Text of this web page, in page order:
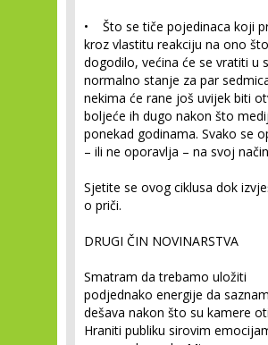
• Što se tiče pojedinaca koji
kroz vlastitu reakciju na ono
dogodilo, većina će se vratiti u
normalno stanje za par
nekima će rane još uvijek biti
boljeće ih dugo nakon što
ponekad godinama. Svako se
– ili ne oporavlja – na svoj
Sjetite se ovog ciklusa dok
o priči.
DRUGI ČIN NOVINARSTVA
Smatram da trebamo uložiti
podjednako energije da
dešava nakon što su kamere
Hraniti publiku sirovim